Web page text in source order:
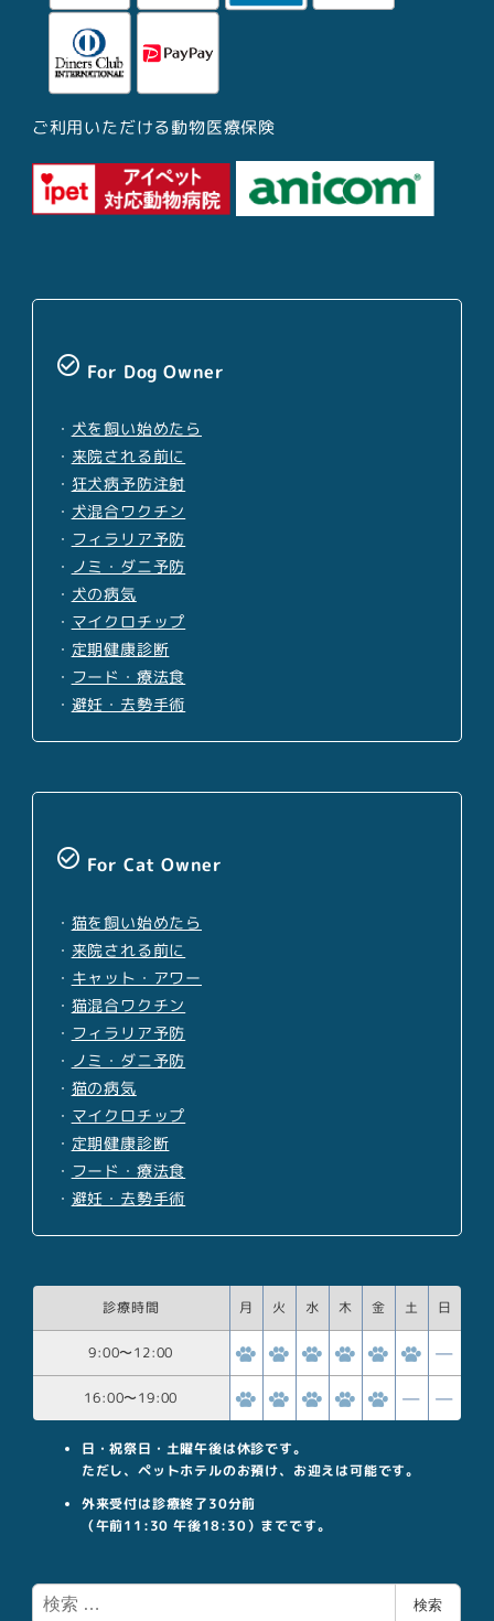
ご利用いただける動物医療保険
check_circle_outline For Dog Owner
・ 犬を飼い始めたら
・ 来院される前に
・ 狂犬病予防注射
・ 犬混合ワクチン
・ フィラリア予防
・ ノミ・ダニ予防
・ 犬の病気
・ マイクロチップ
・ 定期健康診断
・ フード・療法食
・ 避妊・去勢手術
check_circle_outline For Cat Owner
・ 猫を飼い始めたら
・ 来院される前に
・ キャット・アワー
・ 猫混合ワクチン
・ フィラリア予防
・ ノミ・ダニ予防
・ 猫の病気
・ マイクロチップ
・ 定期健康診断
・ フード・療法食
・ 避妊・去勢手術
診療時間 月 火 水 木 金 土 日
9:00〜12:00
16:00〜19:00
日・祝祭日・土曜午後は休診です。
ただし、ペットホテルのお預け、お迎えは可能です。
外来受付は診療終了30分前
（午前11:30 午後18:30）までです。
検
検索